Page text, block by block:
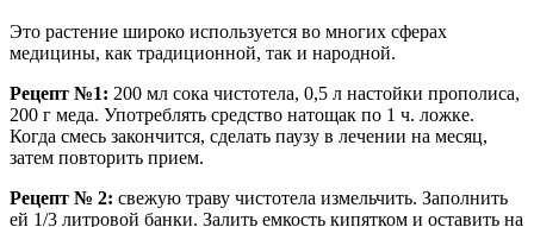
Это растение широко используется во многих сферах
медицины, как традиционной, так и народной.
Рецепт №1: 200 мл сока чистотела, 0,5 л настойки прополиса,
200 г меда. Употреблять средство натощак по 1 ч. ложке.
Когда смесь закончится, сделать паузу в лечении на месяц,
затем повторить прием.
Рецепт № 2: свежую траву чистотела измельчить. Заполнить
ей 1/3 литровой банки. Залить емкость кипятком и оставить на